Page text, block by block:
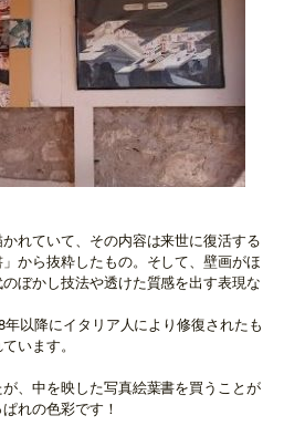
れていて、その内容は来世に復活する
から抜粋したもの。そして、壁画がほ
ぼかし技法や透けた質感を出す表現な
以降にイタリア人により修復されたも
います。
、中を映した写真絵葉書を買うことが
れの色彩です！